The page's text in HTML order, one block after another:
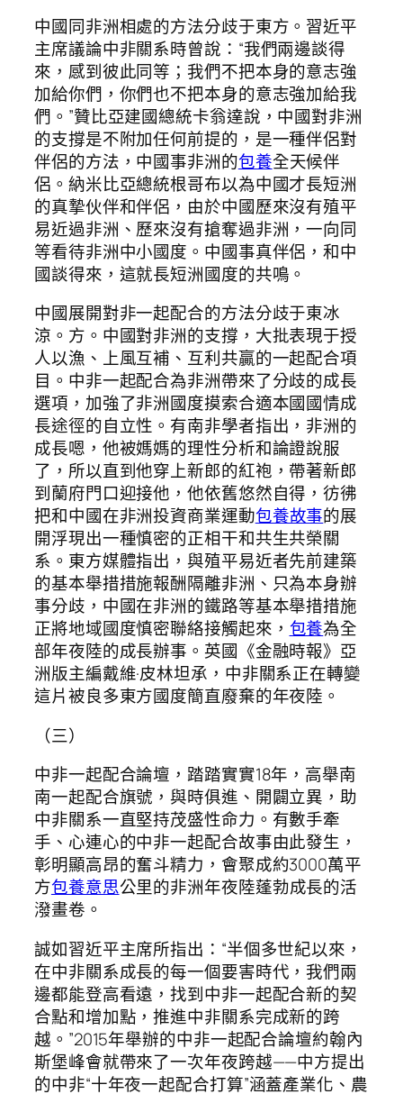
中國同非洲相處的方法分歧于東方。習近平
主席議論中非關系時曾說：“我們兩邊談得
來，感到彼此同等；我們不把本身的意志強
加給你們，你們也不把本身的意志強加給我
們。”贊比亞建國總統卡翁達說，中國對非洲
的支撐是不附加任何前提的，是一種伴侶對
伴侶的方法，中國事非洲的包養全天候伴
侶。納米比亞總統根哥布以為中國才長短洲
的真摯伙伴和伴侶，由於中國歷來沒有殖平
易近過非洲、歷來沒有搶奪過非洲，一向同
等看待非洲中小國度。中國事真伴侶，和中
國談得來，這就長短洲國度的共鳴。
中國展開對非一起配合的方法分歧于東冰
涼。方。中國對非洲的支撐，大批表現于授
人以漁、上風互補、互利共贏的一起配合項
目。中非一起配合為非洲帶來了分歧的成長
選項，加強了非洲國度摸索合適本國國情成
長途徑的自立性。有南非學者指出，非洲的
成長嗯，他被媽媽的理性分析和論證說服
了，所以直到他穿上新郎的紅袍，帶著新郎
到蘭府門口迎接他，他依舊悠然自得，彷彿
把和中國在非洲投資商業運動包養故事的展
開浮現出一種慎密的正相干和共生共榮關
系。東方媒體指出，與殖平易近者先前建築
的基本舉措措施報酬隔離非洲、只為本身辦
事分歧，中國在非洲的鐵路等基本舉措措施
正將地域國度慎密聯絡接觸起來， 包養為全
部年夜陸的成長辦事。英國《金融時報》亞
洲版主編戴維·皮林坦承，中非關系正在轉變
這片被良多東方國度簡直廢棄的年夜陸。
（三）
中非一起配合論壇，踏踏實實18年，高舉南
南一起配合旗號，與時俱進、開闢立異，助
中非關系一直堅持茂盛性命力。有數手牽
手、心連心的中非一起配合故事由此發生，
彰明顯高昂的奮斗精力，會聚成約3000萬平
方包養意思公里的非洲年夜陸蓬勃成長的活
潑畫卷。
誠如習近平主席所指出：“半個多世紀以來，
在中非關系成長的每一個要害時代，我們兩
邊都能登高看遠，找到中非一起配合新的契
合點和增加點，推進中非關系完成新的跨
越。”2015年舉辦的中非一起配合論壇約翰內
斯堡峰會就帶來了一次年夜跨越——中方提出
的中非“十年夜一起配合打算”涵蓋產業化、農